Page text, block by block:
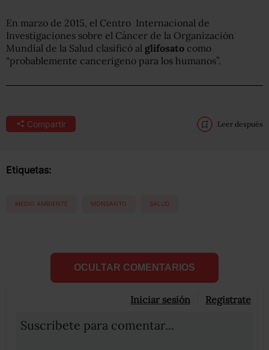
En marzo de 2015, el Centro Internacional de
Investigaciones sobre el Cáncer de la Organización
Mundial de la Salud clasificó al glifosato como
“probablemente cancerígeno para los humanos”.
Compartir Leer después
Etiquetas:
MEDIO AMBIENTE MONSANTO SALUD
OCULTAR COMENTARIOS
Iniciar sesión Registrate
Suscribete para comentar...